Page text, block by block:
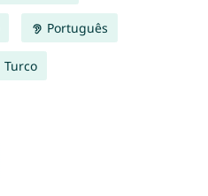
Português
Turco